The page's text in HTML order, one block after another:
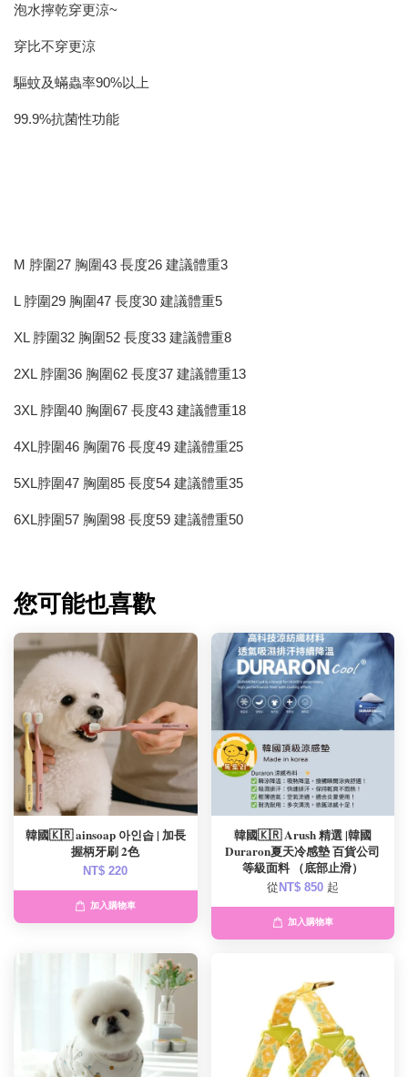
泡水擰乾穿更涼~
穿比不穿更涼
驅蚊及蟎蟲率90%以上
99.9%抗菌性功能
M 脖圍27 胸圍43 長度26 建議體重3
L 脖圍29 胸圍47 長度30 建議體重5
XL 脖圍32 胸圍52 長度33 建議體重8
2XL 脖圍36 胸圍62 長度37 建議體重13
3XL 脖圍40 胸圍67 長度43 建議體重18
4XL脖圍46 胸圍76 長度49 建議體重25
5XL脖圍47 胸圍85 長度54 建議體重35
6XL脖圍57 胸圍98 長度59 建議體重50
您可能也喜歡
韓國🇰🇷 ainsoap 아인솝 | 加長
握柄牙刷 2色
NT$ 220
加入購物車
韓國🇰🇷 Arush 精選 |韓國
Duraron夏天冷感墊 百貨公司
等級面料 （底部止滑）
從 NT$ 850 起
加入購物車